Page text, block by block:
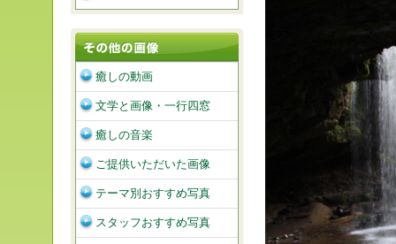
癒しの動画
文学と画像・一行四窓
癒しの音楽
ご提供いただいた画像
テーマ別おすすめ写真
スタッフおすすめ写真